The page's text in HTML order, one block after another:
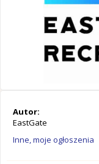
Autor:
EastGate
Inne, moje ogłoszenia